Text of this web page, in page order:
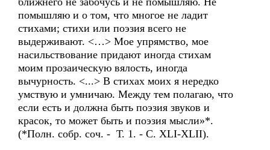
помышляю и о том, что многое не ладит
стихами; стихи или поэзия всего не
выдерживают. <…> Мое упрямство, мое
насильствование придают иногда стихам
моим прозаическую вялость, иногда
вычурность. <...> В стихах моих я нередко
умствую и умничаю. Между тем полагаю, что
если есть и должна быть поэзия звуков и
красок, то может быть и поэзия мысли»*.
(*Полн. собр. соч. - Т. 1. - С. XLI-XLII).